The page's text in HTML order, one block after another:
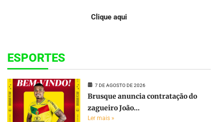
Clique aqui
ESPORTES
7 DE AGOSTO DE 2026
Brusque anuncia contratação do
zagueiro João...
Ler mais »